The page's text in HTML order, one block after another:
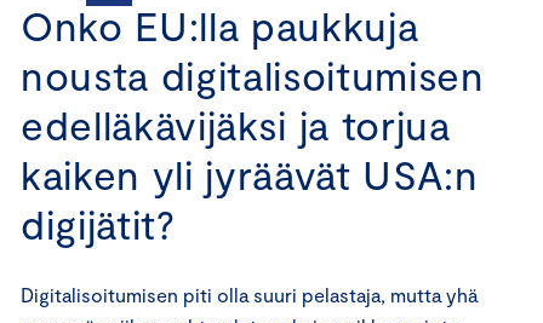
Onko EU:lla paukkuja
nousta digitalisoitumisen
edelläkävijäksi ja torjua
kaiken yli jyräävät USA:n
digijätit?
Digitalisoitumisen piti olla suuri pelastaja, mutta yhä